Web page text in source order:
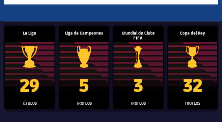
La Liga
Trofeo de La Liga
29
TÍTULOS
Liga de Campeones
Trofeo de la Liga de Campeones
5
TROFEOS
Mundial de Clubs
FIFA
Trofeo del Mundial de
3
TROFEOS
Copa del Rey
Copa del
32
TROFEOS